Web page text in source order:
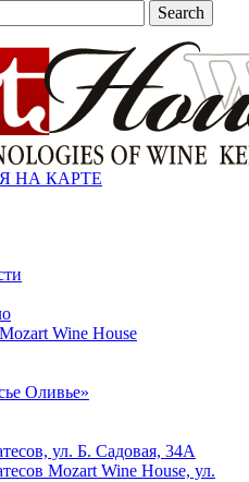
Search
НА КАРТЕ
Wine House
Оливье»
ул. Б. Садовая, 34А
Mozart Wine House, ул.